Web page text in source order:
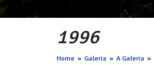
1996
Home » Galeria » A Galeria »